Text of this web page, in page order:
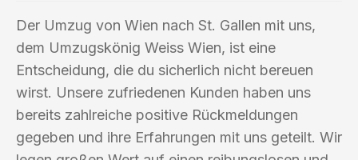
Der Umzug von Wien nach St. Gallen mit uns,
dem Umzugskönig Weiss Wien, ist eine
Entscheidung, die du sicherlich nicht bereuen
wirst. Unsere zufriedenen Kunden haben uns
bereits zahlreiche positive Rückmeldungen
gegeben und ihre Erfahrungen mit uns geteilt. Wir